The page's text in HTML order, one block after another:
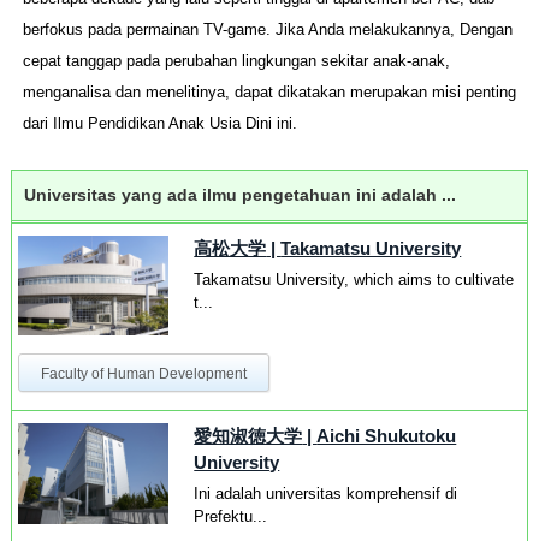
berfokus pada permainan TV-game. Jika Anda melakukannya, Dengan
cepat tanggap pada perubahan lingkungan sekitar anak-anak,
menganalisa dan menelitinya, dapat dikatakan merupakan misi penting
dari Ilmu Pendidikan Anak Usia Dini ini.
Universitas yang ada ilmu pengetahuan ini adalah ...
高松大学 |Takamatsu University
Takamatsu University, which aims to cultivate
t...
Faculty of Human Development
愛知淑徳大学 |Aichi Shukutoku
University
Ini adalah universitas komprehensif di
Prefektu...